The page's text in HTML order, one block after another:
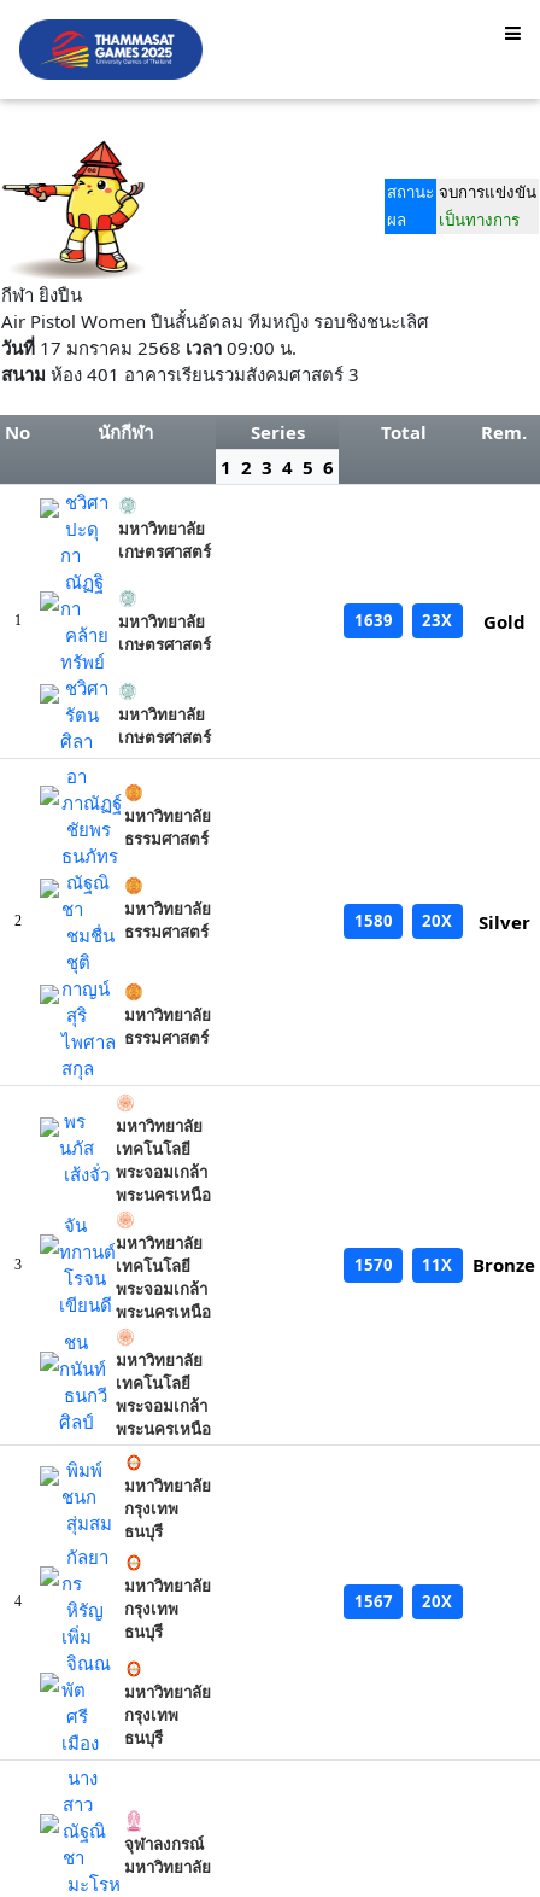
สถานะ จบการแข่งขัน
ผล
เป็นทางการ
กีฬา ยิงปืน
Air Pistol Women ปืนสั้นอัดลม ทีมหญิง รอบชิงชนะเลิศ
วันที่ 17 มกราคม 2568 เวลา 09:00 น.
สนาม ห้อง 401 อาคารเรียนรวมสังคมศาสตร์ 3
No นักกีฬา Series Total
Rem.
1 2 3 4 5 6
1
ชวิศา
ปะดุ
กา
มหาวิทยาลัย
เกษตรศาสตร์
ณัฏฐิ
กา
คล้าย
ทรัพย์
มหาวิทยาลัย
เกษตรศาสตร์
ชวิศา
รัตน
ศิลา
มหาวิทยาลัย
เกษตรศาสตร์
1639 23X Gold
2
อา
ภาณัฏฐ์
ชัยพร
ธนภัทร
มหาวิทยาลัย
ธรรมศาสตร์
ณัฐณิ
ชา
ชมชื่น
มหาวิทยาลัย
ธรรมศาสตร์
ชุติ
กาญน์
สุริ
ไพศาล
สกุล
มหาวิทยาลัย
ธรรมศาสตร์
1580 20X Silver
3
พร
นภัส
เส้งจั่ว
มหาวิทยาลัย
เทคโนโลยี
พระจอมเกล้า
พระนครเหนือ
จัน
ทกานต์
โรจน
เขียนดี
มหาวิทยาลัย
เทคโนโลยี
พระจอมเกล้า
พระนครเหนือ
ชน
กนันท์
ธนกวี
ศิลป์
มหาวิทยาลัย
เทคโนโลยี
พระจอมเกล้า
พระนครเหนือ
1570 11X Bronze
4
พิมพ์
ชนก
สุ่มสม
มหาวิทยาลัย
กรุงเทพ
ธนบุรี
กัลยา
กร
หิรัญ
เพิ่ม
มหาวิทยาลัย
กรุงเทพ
ธนบุรี
จิณณ
พัต
ศรี
เมือง
มหาวิทยาลัย
กรุงเทพ
ธนบุรี
1567 20X
นาง
สาว
ณัฐณิ
ชา
มะโรห
จุฬาลงกรณ์
มหาวิทยาลัย